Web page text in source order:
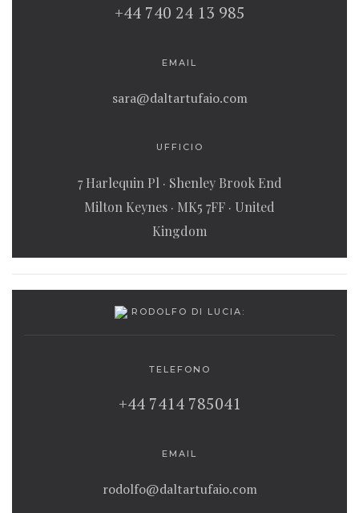
+44 740 24 13 985
EMAIL
sara@daltartufaio.com
UFFICIO
7 Harlequin Pl · Shenley Brook End
Milton Keynes · MK5 7FF · United
Kingdom
RODOLFO DI LUCIA:
TELEFONO
+44 7414 785041
EMAIL
rodolfo@daltartufaio.com